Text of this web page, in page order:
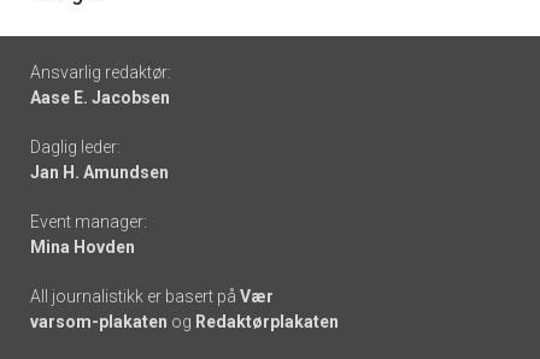
Footer
-
links
Ansvarlig redaktør:
Aase E. Jacobsen
Daglig leder:
Jan H. Amundsen
Event manager:
Mina Hovden
All journalistikk er basert på Vær
varsom-plakaten og Redaktørplakaten